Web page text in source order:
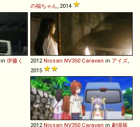
の福ちゃん , 2014
in 伊藤く
2012Nissan NV350 Caravan in アイズ,
2015
2012Nissan NV350 Caravan in 劇場版